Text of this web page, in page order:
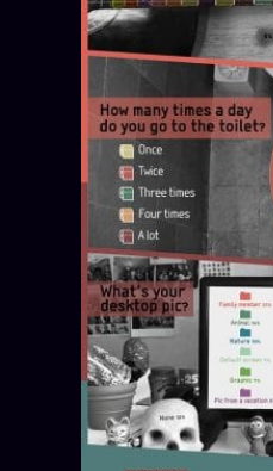
Presse
Business
FAQ
Corrections · Erratum
Mentions légales
llms.txt